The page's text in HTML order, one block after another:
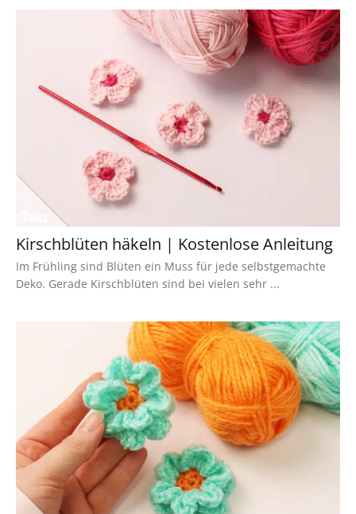
Kirschblüten häkeln | Kostenlose Anleitung
Im Frühling sind Blüten ein Muss für jede selbstgemachte
Deko. Gerade Kirschblüten sind bei vielen sehr ...